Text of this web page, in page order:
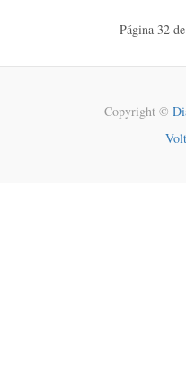
Página 32
Copyright ©